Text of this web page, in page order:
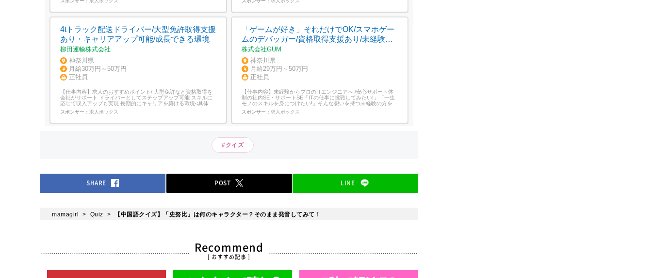
スト項目に沿ってプレイ・検証 不具合を見つけたらフォーマット
がい者の就労支援に本気で向き合いながら、WEB制作・ディレク
当てる」そ...
4tトラック配送ドライバー/大型免許取得支援
あり・キャリアアップ可能/成長できる環境
柳田運輸株式会社
神奈川県
月給30万円～50万円
正社員
【仕事内容】求人のおすすめポイント/ 大型免許など資格取得を
会社がサポート ドライバーとしてステップアップ可能 スキルに
応じて収入アップも実現 長期的にキャリアを築ける環境<具体的
な仕事内容>・配送業務:建築資材(石膏ボードなど)を現場へ配
送・配送件数:1日3～4件・搬入作業:現場スタッフと協力して対
スポンサー： 求人ボックス
「ゲームが好き」それだけでOK/スマホゲー
ムのデバッガー/資格取得支援あり/未経験活
躍
株式会社GUM
神奈川県
月給29万円～50万円
正社員
【仕事内容】未経験からプロのITエンジニアへ /安心サポート体
制の社内SE・サポートSE「ITの仕事に挑戦してみたい!」「一生
モノのスキルを身につけたい!」そんな想いを持つ未経験の方を大
募集 ⏩3ヶ月間の充実した初期研修!入社後まずは基礎知識からじ
っくり学ぶ研修期間をご用意しています PCの操作方法から専門
スポンサー： 求人ボックス
#クイズ
SHARE POST LINE
mamagirl Quiz 【中国語クイズ】「史努比」は何のキャラクター？そのまま発音してみて！
Recommend
[ おすすめ記事 ]